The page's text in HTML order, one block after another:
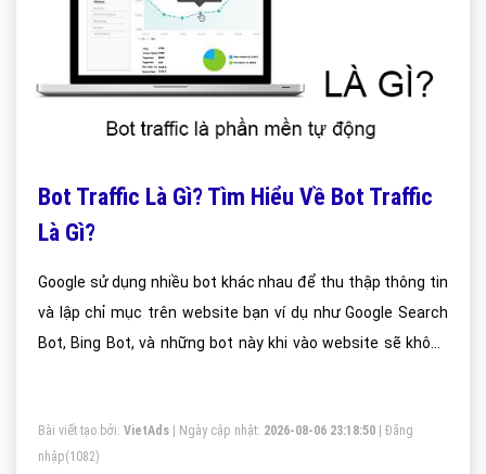
Bot Traffic Là Gì? Tìm Hiểu Về Bot Traffic
Là Gì?
Google sử dụng nhiều bot khác nhau để thu thập thông tin
và lập chỉ mục trên website bạn ví dụ như Google Search
Bot, Bing Bot, và những bot này khi vào website sẽ không
website gây mất chính xác trong số liệu Analytics và
thường đó là những bot xấu.
Bài viết tạo bởi: VietAds | Ngày cập nhật: 2026-08-06 23:18:50
Đăng
nhập(1082)